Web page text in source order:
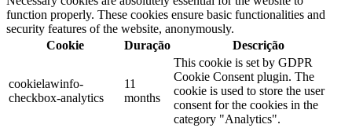
function properly. These cookies ensure basic functionalities and
security features of the website, anonymously.
Cookie
Duração Descrição
cookielawinfo-
checkbox-analytics
11
months
This cookie is set by GDPR
Cookie Consent plugin. The
cookie is used to store the user
consent for the cookies in the
category "Analytics".